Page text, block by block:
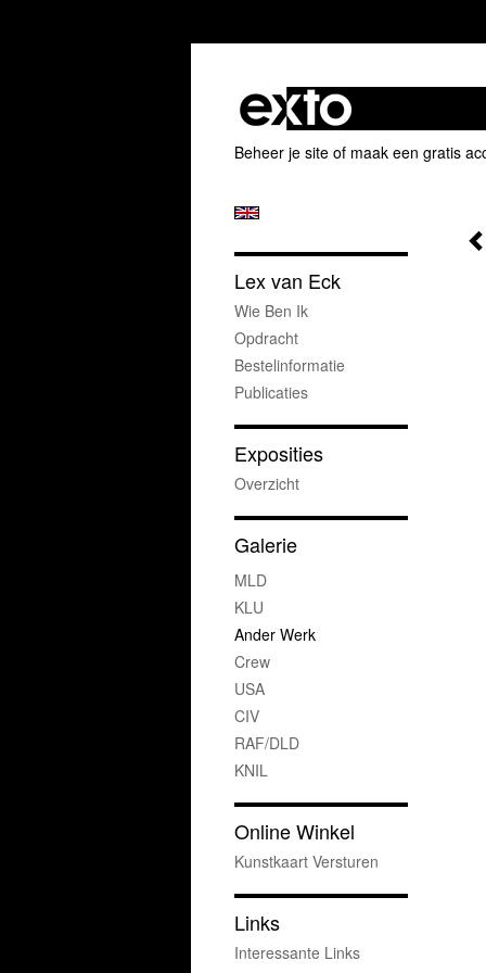
Beheer je site of maak een gratis
Lex van Eck
Wie Ben Ik
Opdracht
Bestelinformatie
Publicaties
Exposities
Overzicht
Galerie
MLD
KLU
Ander Werk
Crew
USA
CIV
RAF/DLD
KNIL
Online Winkel
Kunstkaart Versturen
Links
Interessante Links